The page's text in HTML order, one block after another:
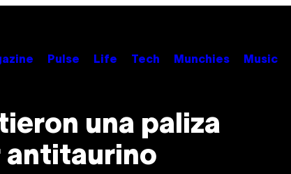
Pulse Life Tech Munchies Music
una paliza
antitaurino